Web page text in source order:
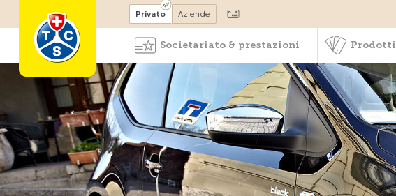
Diventare socio
Privato Aziende
Societariato & prestazioni Prodotti